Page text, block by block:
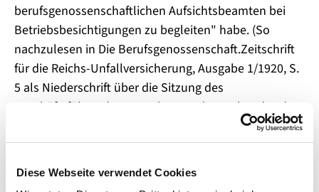
Diese Webseite verwendet Cookies
berufsgenossenschaftlichen Aufsichtsbeamten bei
Betriebsbesichtigungen zu begleiten" habe. (So
nachzulesen in Die Berufsgenossenschaft.Zeitschrift
für die Reichs-Unfallversicherung, Ausgabe 1/1920, S.
5 als Niederschrift über die Sitzung des
Geschäftsführenden Ausschusses des Verbandes der
Deutschen Berufsgenossenschaften am 20. Oktober
1919)
Diese Vertrauensperson, die im Betrieb